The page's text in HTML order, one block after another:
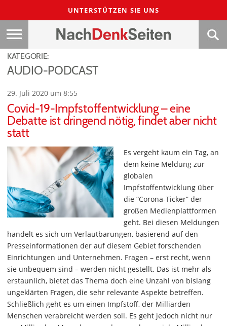
UNTERSTÜTZEN SIE UNS
KATEGORIE:
AUDIO-PODCAST
29. Juli 2020 um 8:55
Covid-19-Impfstoffentwicklung – eine
Debatte ist dringend nötig, findet aber nicht
statt
Es vergeht kaum ein Tag, an
dem keine Meldung zur
globalen
Impfstoffentwicklung über
die “Corona-Ticker” der
großen Medienplattformen
geht. Bei diesen Meldungen
handelt es sich um Verlautbarungen, basierend auf den
Presseinformationen der auf diesem Gebiet forschenden
Einrichtungen und Unternehmen. Fragen – erst recht, wenn
sie unbequem sind – werden nicht gestellt. Das ist mehr als
erstaunlich, bietet das Thema doch eine Unzahl von bislang
ungeklärten Fragen, die sehr relevante Aspekte betreffen.
Schließlich geht es um einen Impfstoff, der Milliarden
Menschen verabreicht werden soll. Es geht jedoch nicht nur